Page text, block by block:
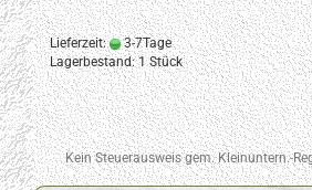
Lieferzeit:
3-7Tage
Lagerbestand: 1 Stück
Kein Steuerausweis gem. Kleinuntern.-